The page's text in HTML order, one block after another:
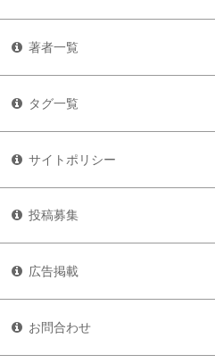
著者一覧
タグ一覧
サイトポリシー
投稿募集
広告掲載
お問合わせ